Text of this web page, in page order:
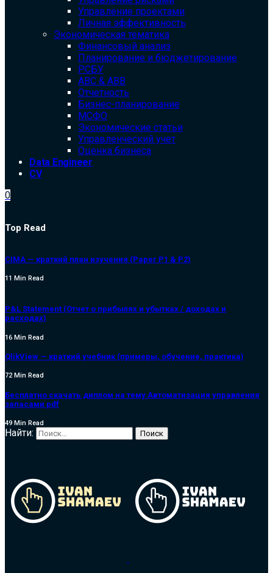
Управление проектами
Личная эффективность
Экономическая тематика
Финансовый анализ
Планирование и бюджетирование
РСБУ
ABC & ABB
Отчетность
Бизнес-планирование
МСФО
Экономические статьи
Управленческий учет
Оценка бизнеса
Data Engineer
CV
0
Top Read
CIMA — краткий план изучения (Paper P1 & P2)
11 Min Read
P&L Statement (Отчет о прибылях и убытках / доходах и
расходах)
16 Min Read
QlikView — краткий учебник (примеры, обучение, практика)
72 Min Read
Бесплатно скачать диплом на тему Автоматизация управления
запасами pdf
49 Min Read
Найти: